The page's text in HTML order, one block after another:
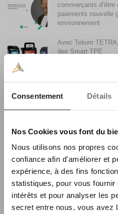
Consentement Détails
Nos Cookies vous font du
Nous utilisons nos propres
confiance afin d'améliorer et
expérience, à des fins
statistiques, pour vous fournir
intérêts et pour analyser les
secret entre nous, vous avez
commerçants d’être
paiements nouvelle
environnement
Avec Telium
des Smart TPE
terminal de paiement
Synalcom achète le
La Centrale
La faible utilisation